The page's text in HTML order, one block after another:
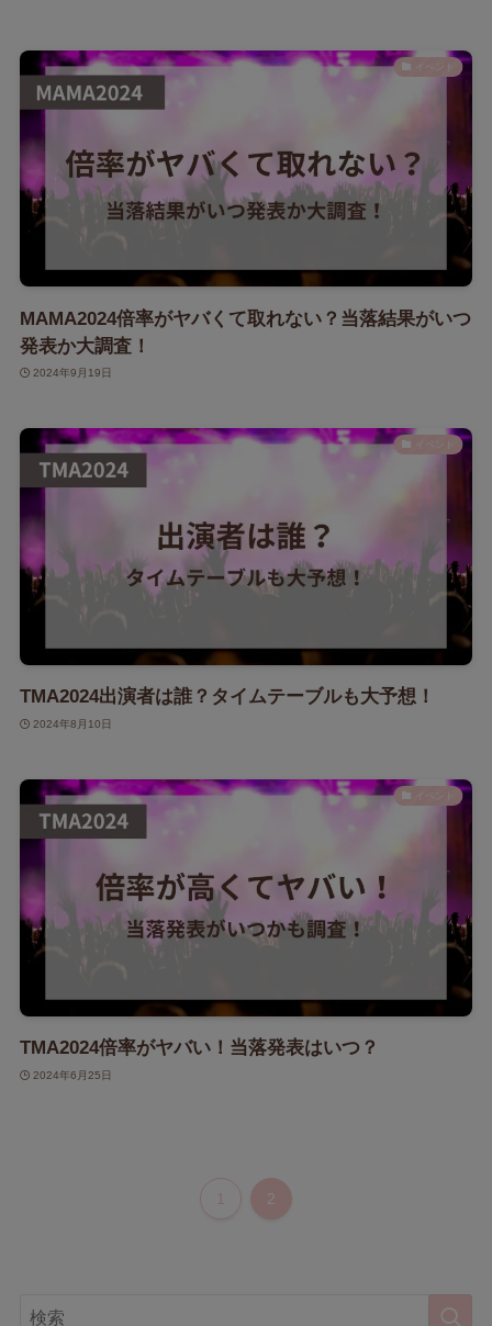
MAMA2024倍率がヤバくて取れない？当落結果がいつ
発表か大調査！
2024年9月19日
TMA2024出演者は誰？タイムテーブルも大予想！
2024年8月10日
TMA2024倍率がヤバい！当落発表はいつ？
2024年6月25日
2